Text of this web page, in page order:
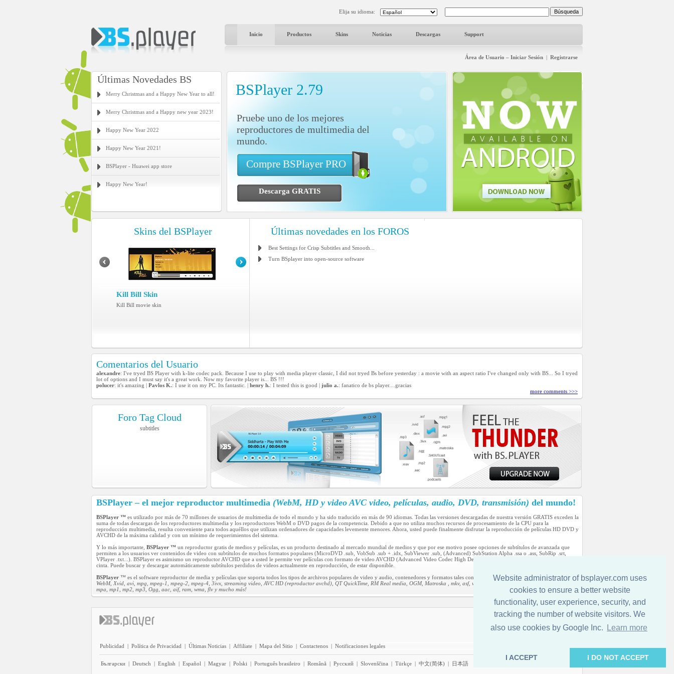
Website administrator of bsplayer.com uses
cookies to ensure a better website
functionality, user experience, security, and
tracking the number of website visitors. We
also use cookies by Google Inc.
Learn more
I ACCEPT I DO NOT ACCEPT
Elija su idioma:
Inicio Productos Skins Noticias Descargas Support
Área de Usuario – Iniciar Sesión | Registrarse
Últimas Novedades BS
Merry Christmas and a Happy New Year to all!
Merry Christmas and a Happy new year 2023!
Happy New Year 2022
Happy New Year 2021!
BSPlayer - Huawei app store
Happy New Year!
BSPlayer 2.79
Pruebe uno de los mejores
reproductores de multimedia del
mundo.
Compre BSPlayer PRO
Descarga GRATIS
Skins del BSPlayer
Kill Bill Skin
Kill Bill movie skin
Últimas novedades en los FOROS
Best Settings for Crisp Subtitles and Smooth...
Turn BSplayer into open-source software
Comentarios del Usuario
alexandre: I've tryed BS Player with k-lite codec pack. Because I use to play with media player classic, I did not tryed Bs before yesterday : a movie with an aspect ratio I've changed only with BS... So I tryed
lot of options and I must say it's a great work. Now my favorite player is... BS !!!
polucer: it's amazing | Pavlos K.: I use it on my PC. Its fantastic. | henry h.: I tested this is good | julio a.: fanatico de bs player....gracias
more comments >>>
Foro Tag Cloud
subtitles
BSPlayer – el mejor reproductor multimedia (WebM, HD y video AVC video, películas, audio, DVD, transmisión) del mundo!
BSPlayer ™ es utilizado por más de 70 millones de usuarios de multimedia de todo el mundo y ha sido traducido en más de 90 idiomas. Todas las versiones descargadas de nuestra versión GRATIS exceden la
suma de todas descargas de los reproductores multimedia y los reproductores WebM o DVD pagos de la competencia. Debido a que no utiliza muchos recursos de procesamiento de la CPU para la
reproducción multimedia, resulta conveniente para todos aquéllos que utilizan ordenadores de capacidades levemente menores. Ahora, usted puede finalmente disfrutar la reproducción de películas HD DVD y
AVCHD de la máxima calidad y con un mínimo de requerimientos del sistema.
Y lo más importante, BSPlayer ™ un reproductor gratis de medios y películas, es un producto destinado al mercado mundial de medios y que por ese motivo posee opciones de subtítulos de avanzada que
permiten a los usuarios ver contenidos de video con subtítulos de muchos formatos populares (MicroDVD .sub, VobSub .sub + .idx, SubViewer .sub, (Advanced) SubStation Alpha .ssa o .ass, SubRip .srt,
VPlayer .txt...). BSPlayer es asimismo un reproductor AVCHD que a usted le permite ver películas con formato de video AVCHD (Advanced Video Codec High Definition) usado en las camcorders digitales sin
cinta. Puede buscar y descargar automáticamente subtítulos perdidos de videos actualmente en reproducción, de estar disponible.
BSPlayer ™ es el software reproductor de media y películas que soporta todos los tipos de archivos populares de video y audio, contenedores y formatos tales como:
WebM, Xvid, avi, mpg, mpeg-1, mpeg-2, mpeg-4, 3ivx, streaming video, AVC HD (reproductor avchd), QT QuickTime, RM Real media, OGM, Matroska , mkv, asf, wmv, DV, m1v, m2v, mp4, mpv, swf, vob y wav,
mpa, mp1, mp2, mp3, Ogg, aac, aif, ram, wma, flv y mucho más!
Publicidad | Política de Privacidad | Últimas Noticias | Affiliate | Mapa del Sitio | Contactenos | Notificaciones legales
Български | Deutsch | English | Español | Magyar | Polski | Português brasileiro | Română | Pyccĸий | Slovenščina | Türkçe | 中文(简体) | 日本語